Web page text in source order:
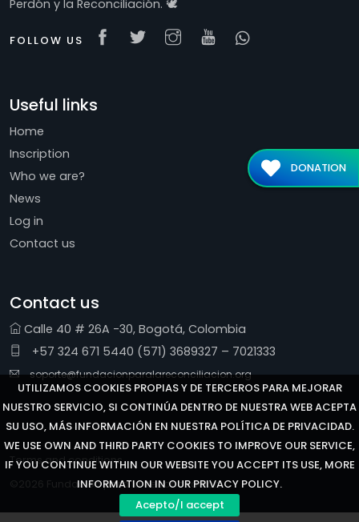
UTILIZAMOS COOKIES PROPIAS Y DE TERCEROS PARA MEJORAR
NUESTRO SERVICIO, SI CONTINÚA DENTRO DE NUESTRA WEB ACEPTA
SU USO, MÁS INFORMACIÓN EN NUESTRA POLÍTICA DE PRIVACIDAD.
WE USE OWN AND THIRD PARTY COOKIES TO IMPROVE OUR SERVICE,
IF YOU CONTINUE WITHIN OUR WEBSITE YOU ACCEPT ITS USE, MORE
INFORMATION IN OUR PRIVACY POLICY.
Acepto/I accept
DONATION
Perdón y la Reconciliación. 🕊
FOLLOW US
Useful links
Home
Inscription
Who we are?
News
Log in
Contact us
Contact us
Calle 40 # 26A -30, Bogotá, Colombia
+57 324 671 5440 (571) 3689327 – 7021333
soporte@fundacionparalareconciliacion.org
Terms and conditions
©2026 Fundación para la Reconciliación